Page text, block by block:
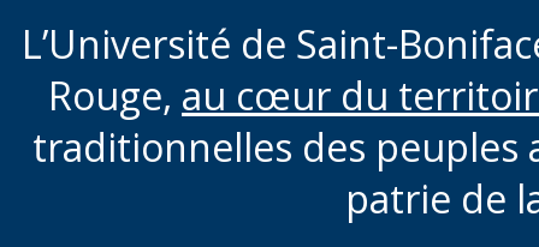
L’Université de Saint-
Rouge, au cœur du
traditionnelles des peuples
patrie de